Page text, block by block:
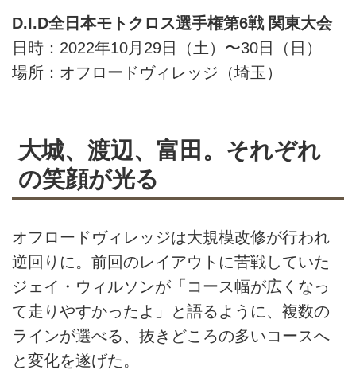
D.I.D全日本モトクロス選手権第6戦 関東大会
日時：2022年10月29日（土）〜30日（日）
場所：オフロードヴィレッジ（埼玉）
大城、渡辺、富田。それぞれ
の笑顔が光る
オフロードヴィレッジは大規模改修が行われ
逆回りに。前回のレイアウトに苦戦していた
ジェイ・ウィルソンが「コース幅が広くなっ
て走りやすかったよ」と語るように、複数の
ラインが選べる、抜きどころの多いコースへ
と変化を遂げた。